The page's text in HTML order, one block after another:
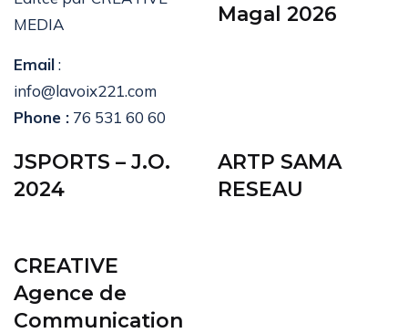
MEDIA
Email:
info@lavoix221.com
Phone : 76 531 60 60
Magal 2026
JSPORTS – J.O.
2024
ARTP SAMA
RESEAU
CREATIVE
Agence de
Communication